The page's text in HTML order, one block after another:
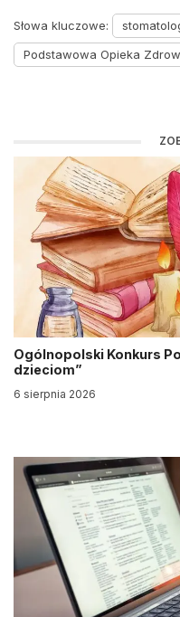
Słowa kluczowe:
Podstawowa Opieka
Ogólnopolski Konkurs
dzieciom”
6 sierpnia 2026